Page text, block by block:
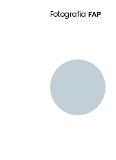
Fotografia FAP